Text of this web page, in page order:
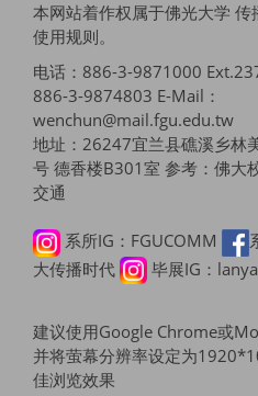
本网站着作权属于佛光大学 传
使用规则。
电话：886-3-9871000
886-3-9874803 E-Mail：
wenchun@mail.fgu.edu.tw
地址：26247宜兰县礁溪乡林
号 德香楼B301室 参考： 佛大
交通
系所IG：FGUCOMM
大传播时代
毕展IG：
建议使用Google Chrome或
并将萤幕分辨率设定为
佳浏览效果